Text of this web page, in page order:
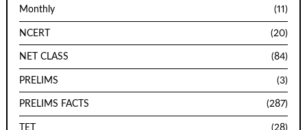
Monthly (11)
NCERT (20)
NET CLASS (84)
PRELIMS (3)
PRELIMS FACTS (287)
TET (28)